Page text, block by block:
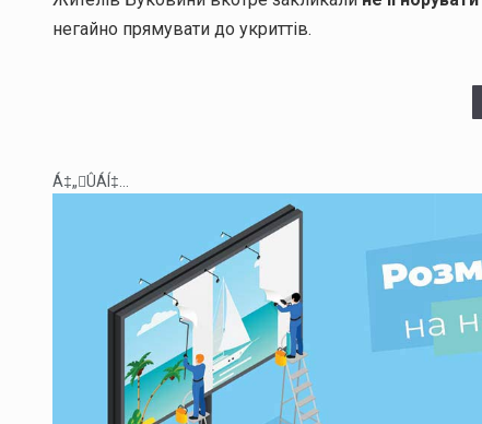
негайно прямувати до укриттів.
Á‡„ÛÁÍ‡...